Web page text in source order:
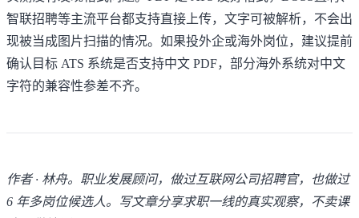
智联招聘等主流平台都支持直接上传，文字可被解析，不会出
现被当成图片扫描的情况。如果投外企或海外岗位，建议提前
确认目标 ATS 系统是否支持中文 PDF，部分海外系统对中文
字符的兼容性参差不齐。
作者 · 林舟。职业发展顾问，做过互联网公司招聘官，也做过
6 年多岗位候选人。写文章分享求职一线的真实观察，不卖课